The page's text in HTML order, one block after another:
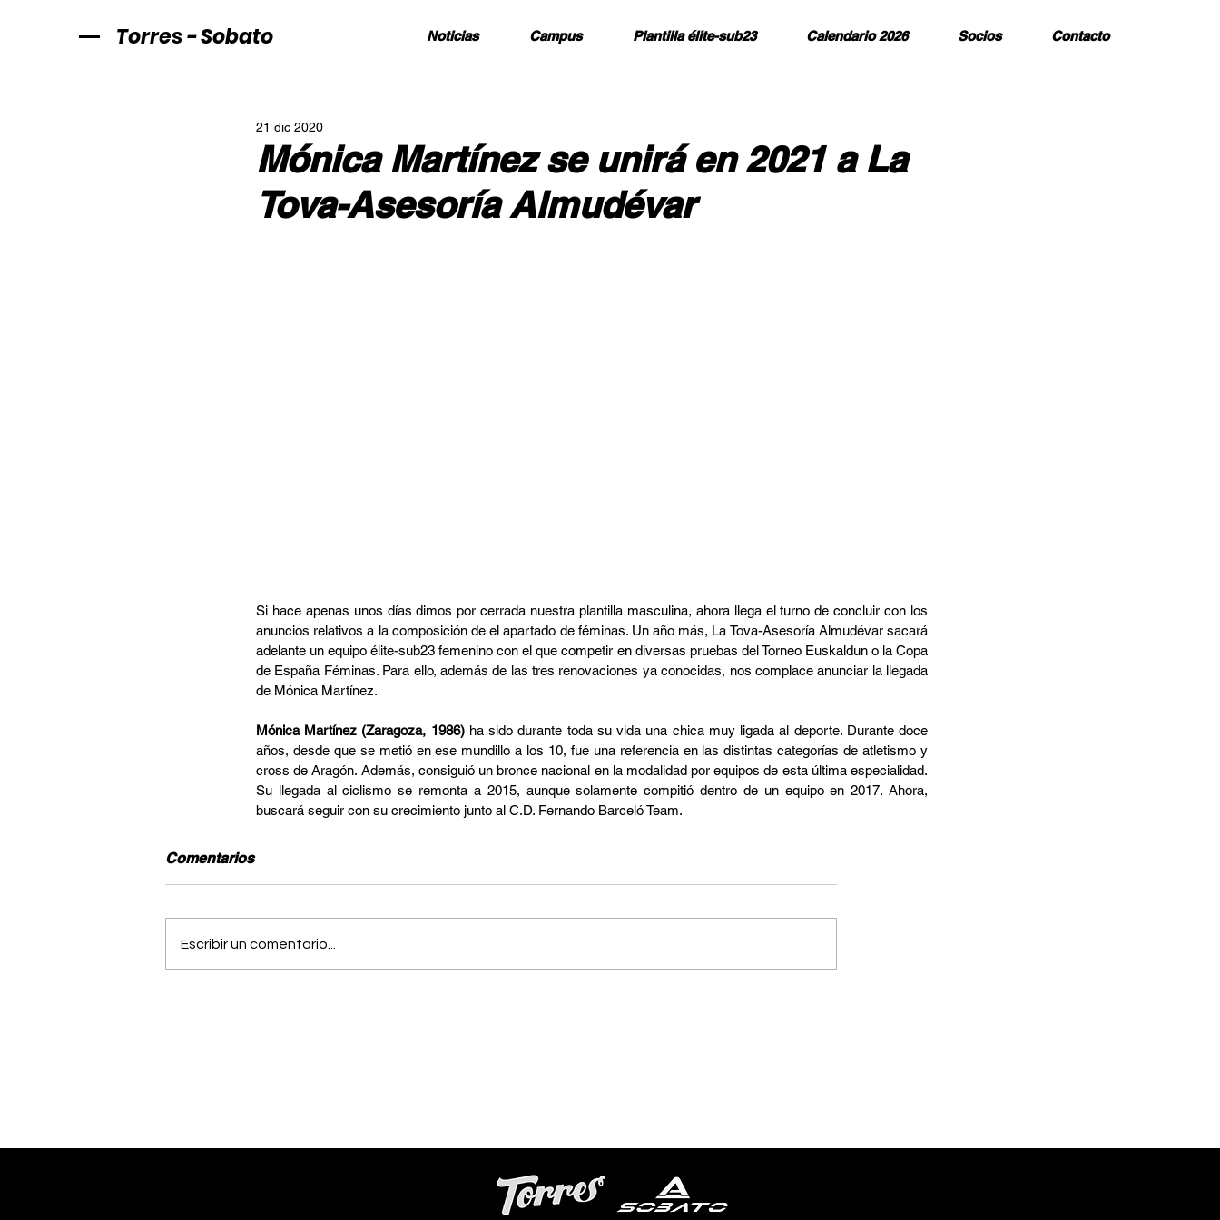
Torres - Sobato Noticias Campus Plantilla élite-sub23 Calendario 2026 Socios Contacto
Mónica Martínez se unirá en 2021 a La
Tova-Asesoría Almudévar
21 dic 2020
Si hace apenas unos días dimos por cerrada nuestra plantilla masculina, ahora llega el turno de concluir con los
anuncios relativos a la composición de el apartado de féminas. Un año más, La Tova-Asesoría Almudévar sacará
adelante un equipo élite-sub23 femenino con el que competir en diversas pruebas del Torneo Euskaldun o la Copa
de España Féminas. Para ello, además de las tres renovaciones ya conocidas, nos complace anunciar la llegada
de Mónica Martínez.
Mónica Martínez (Zaragoza, 1986) ha sido durante toda su vida una chica muy ligada al deporte. Durante doce
años, desde que se metió en ese mundillo a los 10, fue una referencia en las distintas categorías de atletismo y
cross de Aragón. Además, consiguió un bronce nacional en la modalidad por equipos de esta última especialidad.
Su llegada al ciclismo se remonta a 2015, aunque solamente compitió dentro de un equipo en 2017. Ahora,
buscará seguir con su crecimiento junto al C.D. Fernando Barceló Team.
Comentarios
Escribir un comentario...